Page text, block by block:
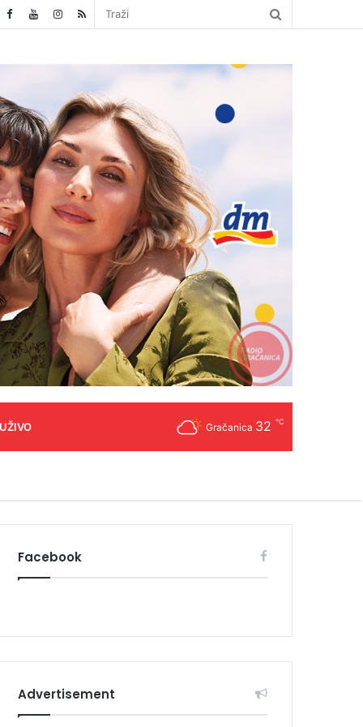
Gračanica 32 ℃
Facebook
Advertisement